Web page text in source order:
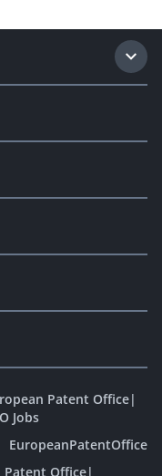
Patent Office|
Jobs
EuropeanPatentOffice
Patent Office|